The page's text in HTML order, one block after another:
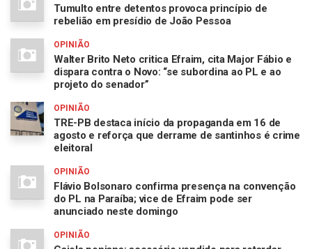
Tumulto entre detentos provoca princípio de
rebelião em presídio de João Pessoa
OPINIÃO
Walter Brito Neto critica Efraim, cita Major Fábio e
dispara contra o Novo: “se subordina ao PL e ao
projeto do senador”
OPINIÃO
TRE-PB destaca início da propaganda em 16 de
agosto e reforça que derrame de santinhos é crime
eleitoral
OPINIÃO
Flávio Bolsonaro confirma presença na convenção
do PL na Paraíba; vice de Efraim pode ser
anunciado neste domingo
OPINIÃO